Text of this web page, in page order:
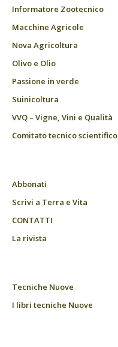
Informatore Zootecnico
Macchine Agricole
Nova Agricoltura
Olivo e Olio
Passione in verde
Suinicoltura
VVQ – Vigne, Vini e Qualità
Comitato tecnico scientifico
Abbonati
Scrivi a Terra e Vita
CONTATTI
La rivista
Tecniche Nuove
I libri tecniche Nuove